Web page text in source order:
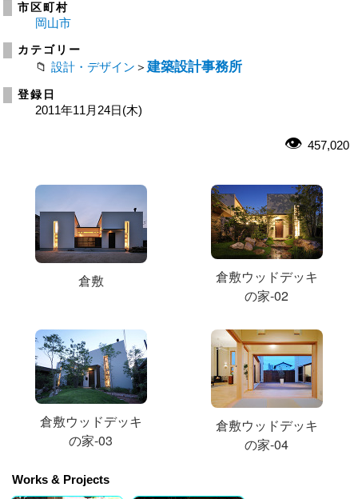
市区町村
岡山市
カテゴリー
設計・デザイン ＞ 建築設計事務所
登録日
2011年11月24日(木)
457,020
倉敷
倉敷ウッドデッキ
の家-02
倉敷ウッドデッキ
の家-03
倉敷ウッドデッキ
の家-04
Works & Projects